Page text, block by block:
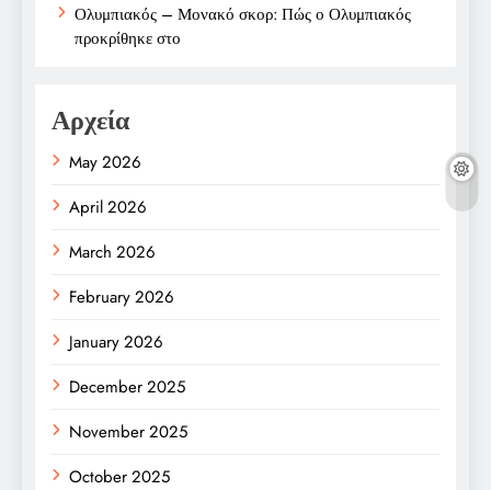
Ολυμπιακός – Μονακό σκορ: Πώς ο Ολυμπιακός
προκρίθηκε στο
Αρχεία
May 2026
April 2026
March 2026
February 2026
January 2026
December 2025
November 2025
October 2025